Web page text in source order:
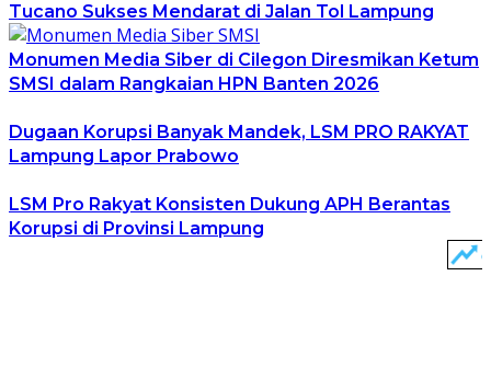
Tucano Sukses Mendarat di Jalan Tol Lampung
Monumen Media Siber di Cilegon Diresmikan Ketum
SMSI dalam Rangkaian HPN Banten 2026
Dugaan Korupsi Banyak Mandek, LSM PRO RAKYAT
Lampung Lapor Prabowo
LSM Pro Rakyat Konsisten Dukung APH Berantas
Korupsi di Provinsi Lampung